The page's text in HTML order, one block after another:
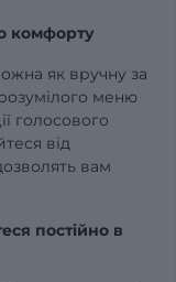
комфорту
як вручну за
меню
голосового
від
вам
постійно в